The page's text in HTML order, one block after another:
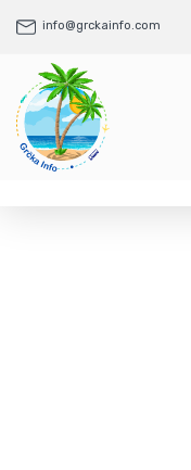
info@grckainfo.com